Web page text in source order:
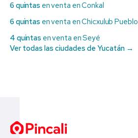
6 quintas en venta en Conkal
6 quintas en venta en Chicxulub Pueblo
4 quintas en venta en Seyé
Ver todas las ciudades de Yucatán →